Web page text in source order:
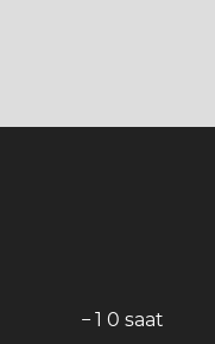
− 1 0 saat